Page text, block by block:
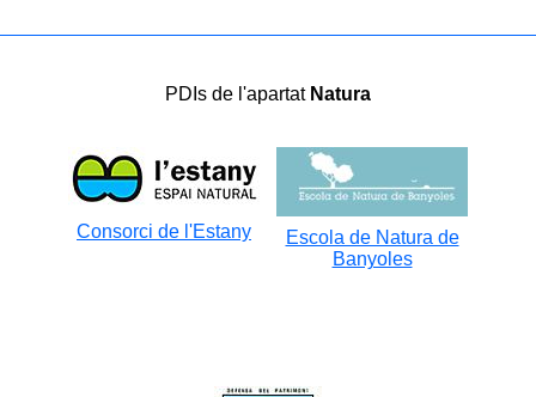
PDIs de l'apartat Natura
Consorci de l'Estany
Escola de Natura de
Banyoles